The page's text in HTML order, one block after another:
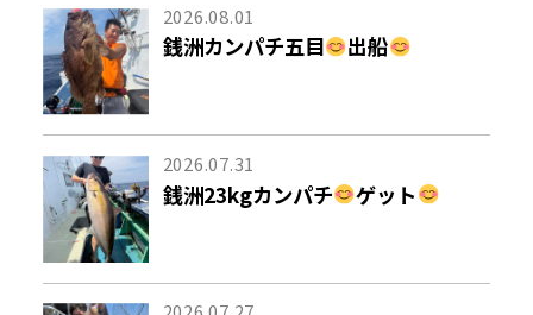
2026.08.01
銭洲カンパチ五目 出船
2026.07.31
銭洲23kgカンパチ ゲット